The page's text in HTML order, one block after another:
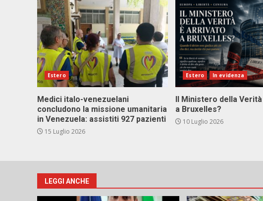
Estero
Medici italo-venezuelani
concludono la missione umanitaria
in Venezuela: assistiti 927 pazienti
15 Luglio 2026
Estero In evidenza
Il Ministero della
a Bruxelles?
10 Luglio 2026
LEGGI ANCHE